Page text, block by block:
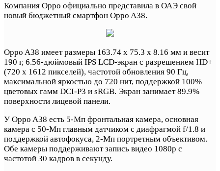
Компания Oppo официально представила в ОАЭ свой
новый бюджетный смартфон Oppo A38.
Oppo A38 имеет размеры 163.74 x 75.3 x 8.16 мм и весит
190 г, 6.56-дюймовый IPS LCD-экран с разрешением HD+
(720 x 1612 пикселей), частотой обновления 90 Гц,
максимальной яркостью до 720 нит, поддержкой 100%
цветовых гамм DCI-P3 и sRGB. Экран занимает 89.9%
поверхности лицевой панели.
У Oppo A38 есть 5-Мп фронтальная камера, основная
камера с 50-Мп главным датчиком с диафрагмой f/1.8 и
поддержкой автофокуса, 2-Мп портретным объективом.
Обе камеры поддерживают запись видео 1080p с
частотой 30 кадров в секунду.